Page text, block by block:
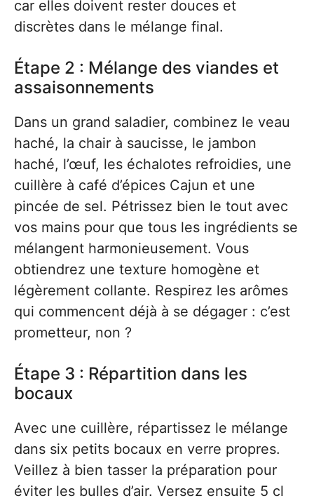
car elles doivent rester douces et
discrètes dans le mélange final.
Étape 2 : Mélange des viandes et
assaisonnements
Dans un grand saladier, combinez le veau
haché, la chair à saucisse, le jambon
haché, l’œuf, les échalotes refroidies, une
cuillère à café d’épices Cajun et une
pincée de sel. Pétrissez bien le tout avec
vos mains pour que tous les ingrédients se
mélangent harmonieusement. Vous
obtiendrez une texture homogène et
légèrement collante. Respirez les arômes
qui commencent déjà à se dégager : c’est
prometteur, non ?
Étape 3 : Répartition dans les
bocaux
Avec une cuillère, répartissez le mélange
dans six petits bocaux en verre propres.
Veillez à bien tasser la préparation pour
éviter les bulles d’air. Versez ensuite 5 cl